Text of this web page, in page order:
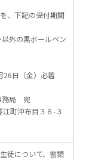
下記の受付期間
の黒ボールペン
日（金）必着
務局 宛
沖布目３８-３
徒について、書類